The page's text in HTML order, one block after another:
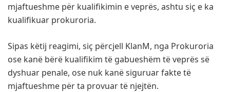
mjaftueshme për kualifikimin e veprës, ashtu siç e ka
kualifikuar prokuroria.
Sipas këtij reagimi, siç përcjell KlanM, nga Prokuroria
ose kanë bërë kualifikim të gabueshëm të veprës së
dyshuar penale, ose nuk kanë siguruar fakte të
mjaftueshme për ta provuar të njejtën.